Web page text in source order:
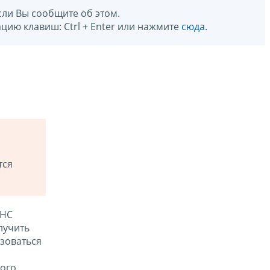
Вы сообщите об этом.
клавиш: Ctrl + Enter или нажмите сюда.